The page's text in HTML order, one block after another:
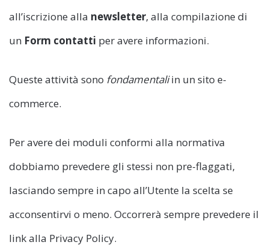
all’iscrizione alla newsletter, alla compilazione di
un Form contatti per avere informazioni.
Queste attività sono fondamentaliin un sito e-
commerce.
Per avere dei moduli conformi alla normativa
dobbiamo prevedere gli stessi non pre-flaggati,
lasciando sempre in capo all’Utente la scelta se
acconsentirvi o meno. Occorrerà sempre prevedere il
link alla Privacy Policy.